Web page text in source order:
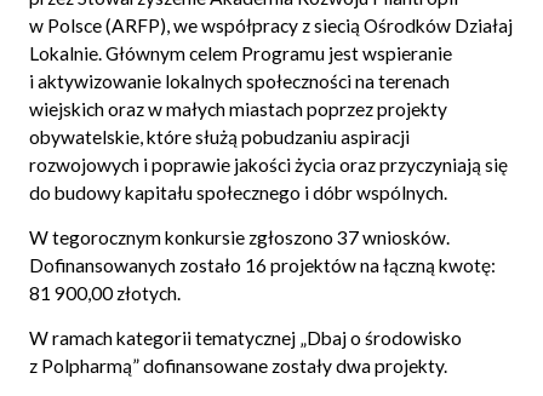
w Polsce (ARFP), we współpracy z siecią Ośrodków Działaj
Lokalnie. Głównym celem Programu jest wspieranie
i aktywizowanie lokalnych społeczności na terenach
wiejskich oraz w małych miastach poprzez projekty
obywatelskie, które służą pobudzaniu aspiracji
rozwojowych i poprawie jakości życia oraz przyczyniają się
do budowy kapitału społecznego i dóbr wspólnych.
W tegorocznym konkursie zgłoszono 37 wniosków.
Dofinansowanych zostało 16 projektów na łączną kwotę:
81 900,00 złotych.
W ramach kategorii tematycznej „Dbaj o środowisko
z Polpharmą” dofinansowane zostały dwa projekty.